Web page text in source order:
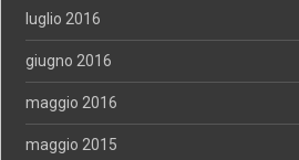
luglio 2016
giugno 2016
maggio 2016
maggio 2015